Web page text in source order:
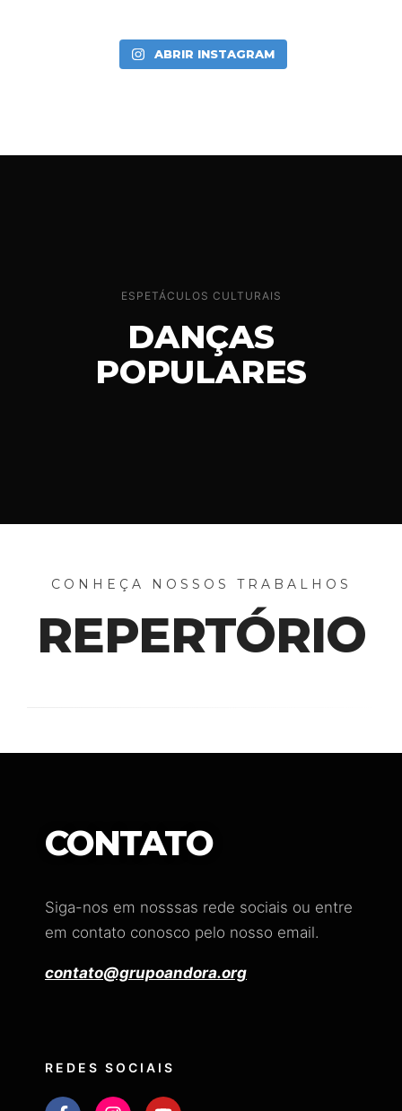
ABRIR INSTAGRAM
ESPETÁCULOS CULTURAIS
DANÇAS
POPULARES
CONHEÇA NOSSOS TRABALHOS
REPERTÓRIO
CONTATO
Siga-nos em nosssas rede sociais ou entre
em contato conosco pelo nosso email.
contato@grupoandora.org
REDES SOCIAIS